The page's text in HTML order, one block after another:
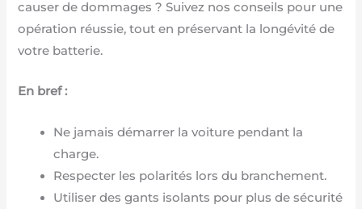
causer de dommages ? Suivez nos conseils pour une
opération réussie, tout en préservant la longévité de
votre batterie.
En bref :
Ne jamais démarrer la voiture pendant la
charge.
Respecter les polarités lors du branchement.
Utiliser des gants isolants pour plus de sécurité